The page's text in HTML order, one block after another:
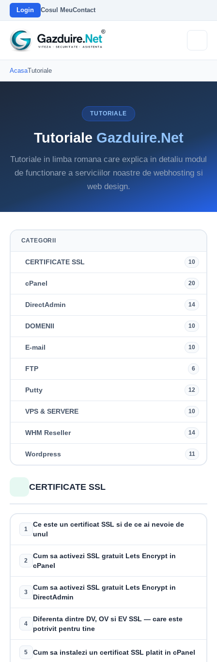
Login Cosul MeuContact
AcasaTutoriale
TUTORIALE
Tutoriale Gazduire.Net
Tutoriale in limba romana care explica in detaliu modul
de functionare a serviciilor noastre de webhosting si
web design.
CATEGORII
CERTIFICATE SSL 10
cPanel 20
DirectAdmin 14
DOMENII 10
E-mail 10
FTP 6
Putty 12
VPS & SERVERE 10
WHM Reseller 14
Wordpress 11
CERTIFICATE SSL
1
Ce este un certificat SSL si de ce ai nevoie de
unul
2
Cum sa activezi SSL gratuit Lets Encrypt in
cPanel
3
Cum sa activezi SSL gratuit Lets Encrypt in
DirectAdmin
4
Diferenta dintre DV, OV si EV SSL — care este
potrivit pentru tine
5 Cum sa instalezi un certificat SSL platit in cPanel